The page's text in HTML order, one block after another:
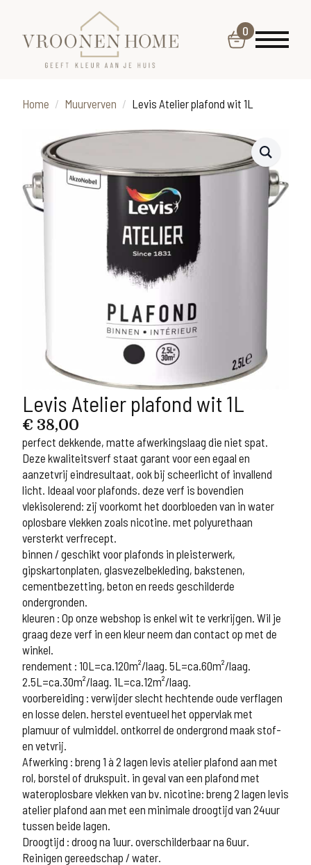
0
Home Muurverven Levis Atelier plafond wit 1L
Levis Atelier plafond wit 1L
€ 38,00
perfect dekkende, matte afwerkingslaag die niet spat.
Deze kwaliteitsverf staat garant voor een egaal en
aanzetvrij eindresultaat, ook bij scheerlicht of invallend
licht. Ideaal voor plafonds. deze verf is bovendien
vlekisolerend: zij voorkomt het doorbloeden van in water
oplosbare vlekken zoals nicotine. met polyurethaan
versterkt verfrecept.
binnen / geschikt voor plafonds in pleisterwerk,
gipskartonplaten, glasvezelbekleding, bakstenen,
cementbezetting, beton en reeds geschilderde
ondergronden.
kleuren : Op onze webshop is enkel wit te verkrijgen. Wil je
graag deze verf in een kleur neem dan contact op met de
winkel.
rendement : 10L=ca.120m²/laag. 5L=ca.60m²/laag.
2.5L=ca.30m²/laag. 1L=ca.12m²/laag.
voorbereiding : verwijder slecht hechtende oude verflagen
en losse delen. herstel eventueel het oppervlak met
plamuur of vulmiddel. ontkorrel de ondergrond maak stof-
en vetvrij.
Afwerking : breng 1 à 2 lagen levis atelier plafond aan met
rol, borstel of drukspuit. in geval van een plafond met
wateroplosbare vlekken van bv. nicotine: breng 2 lagen levis
atelier plafond aan met een minimale droogtijd van 24uur
tussen beide lagen.
Droogtijd : droog na 1uur. overschilderbaar na 6uur.
Reinigen gereedschap / water.